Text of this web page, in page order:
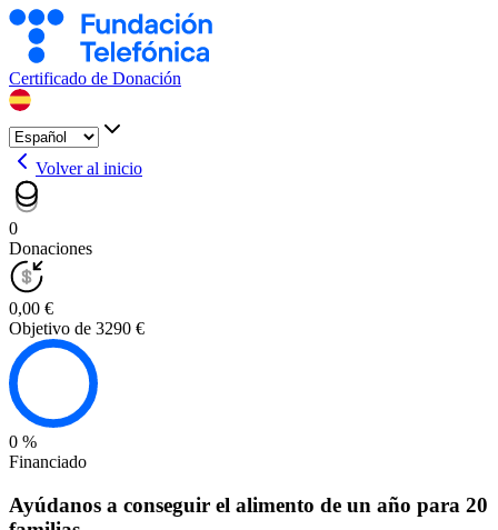
Certificado de Donación
Volver al inicio
0
Donaciones
0,00 €
Objetivo de 3290 €
0 %
Financiado
Ayúdanos a conseguir el alimento de un año para 20